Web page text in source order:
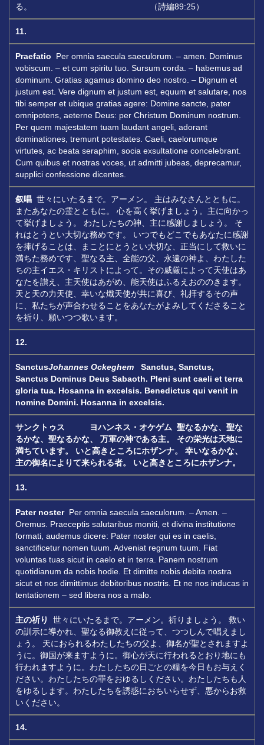
る。 （詩編89:25）
11.
Praefatio Per omnia saecula saeculorum. – amen. Dominus
vobiscum. – et cum spiritu tuo. Sursum corda. – habemus ad
dominum. Gratias agamus domino deo nostro. – Dignum et
justum est. Vere dignum et justum est, equum et salutare, nos
tibi semper et ubique gratias agere: Domine sancte, pater
omnipotens, aeterne Deus: per Christum Dominum nostrum.
Per quem majestatem tuam laudant angeli, adorant
dominationes, tremunt potestates. Caeli, caelorumque
virtutes, ac beata seraphim, socia exsultatione concelebrant.
Cum quibus et nostras voces, ut admitti jubeas, deprecamur,
supplici confessione dicentes.
叙唱 世々にいたるまで。アーメン。 主はみなさんとともに。
またあなたの霊とともに。 心を高く挙げましょう。主に向かっ
て挙げましょう。 わたしたちの神、主に感謝しましょう。 そ
れはとうとい大切な務めです。 いつでもどこでもあなたに感謝
を捧げることは、まことにとうとい大切な、正当にして救いに
満ちた務めです、聖なる主、全能の父、永遠の神よ、わたした
ちの主イエス・キリストによって。その威厳によって天使はあ
なたを讃え、主天使はあがめ、能天使はふるえおののきます。
天と天の力天使、幸いな熾天使が共に喜び、礼拝するその声
に、私たちが声合わせることをあなたがよみしてくださること
を祈り、願いつつ歌います。
12.
SanctusJohannes Ockeghem
Sanctus, Sanctus,
Sanctus Dominus Deus Sabaoth. Pleni sunt caeli et terra
gloria tua. Hosanna in excelsis. Benedictus qui venit in
nomine Domini. Hosanna in excelsis.
サンクトゥス ヨハンネス・オケゲム 聖なるかな、聖な
るかな、聖なるかな、
万軍の神である主。
その栄光は天地に
満ちています。
いと高きところにホザンナ。
幸いなるかな、
主の御名によりて来られる者。
いと高きところにホザンナ。
13.
Pater nosterPer omnia saecula saeculorum. – Amen. –
Oremus. Praeceptis salutaribus moniti, et divina institutione
formati, audemus dicere: Pater noster qui es in caelis,
sanctificetur nomen tuum. Adveniat regnum tuum. Fiat
voluntas tuas sicut in caelo et in terra. Panem nostrum
quotidianum da nobis hodie. Et dimitte nobis debita nostra
sicut et nos dimittimus debitoribus nostris. Et ne nos inducas in
tentationem – sed libera nos a malo.
主の祈り
世々にいたるまで。アーメン。祈りましょう。 救い
の訓示に導かれ、聖なる御教えに従って、つつしんで唱えまし
ょう。 天におられるわたしたちの父よ、御名が聖とされますよ
うに。御国が来ますように。御心が天に行われるとおり地にも
行われますように。わたしたちの日ごとの糧を今日もお与えく
ださい。わたしたちの罪をおゆるしください。わたしたちも人
をゆるします。わたしたちを誘惑におちいらせず、悪からお救
いください。
14.